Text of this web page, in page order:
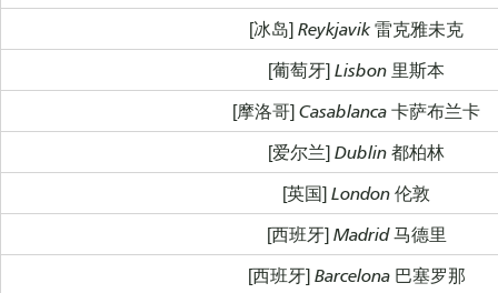
[冰岛] Reykjavik 雷克雅未克
[葡萄牙] Lisbon 里斯本
[摩洛哥] Casablanca 卡萨布兰卡
[爱尔兰] Dublin 都柏林
[英国] London 伦敦
[西班牙] Madrid 马德里
[西班牙] Barcelona 巴塞罗那